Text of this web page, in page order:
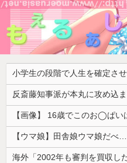
【ウマ娘】田舎娘ウマ娘だべ…